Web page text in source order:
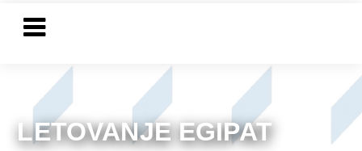
LETOVANJE EGIPAT